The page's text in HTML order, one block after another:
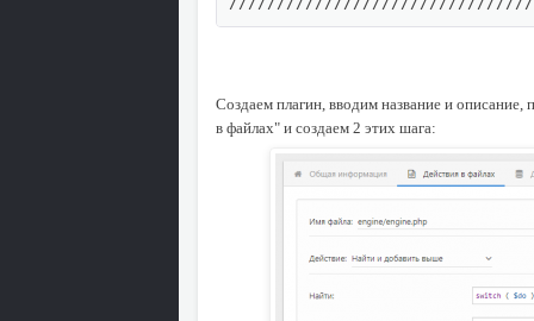
Создаем плагин, вводим название и
в файлах" и создаем 2 этих шага: